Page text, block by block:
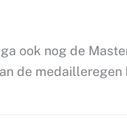
ook nog de
de medailleregen